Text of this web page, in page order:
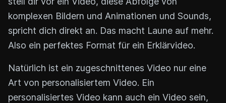
komplexen Bildern und Animationen und Sounds,
spricht dich direkt an. Das macht Laune auf mehr.
Also ein perfektes Format für ein Erklärvideo.
Natürlich ist ein zugeschnittenes Video nur eine
Art von personalisiertem Video. Ein
personalisiertes Video kann auch ein Video sein,